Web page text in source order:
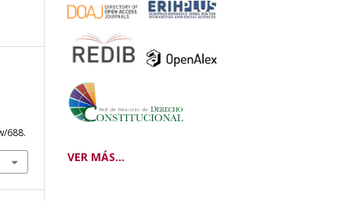
688.
VER MÁS...